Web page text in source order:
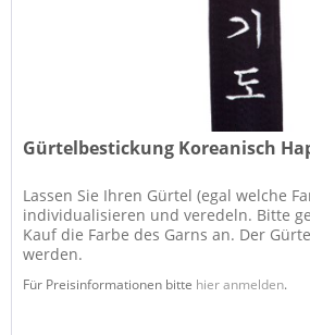
Gürtelbestickung Koreanisch
Lassen Sie Ihren Gürtel (egal welche
individualisieren und veredeln. Bitte
Kauf die Farbe des Garns an. Der
werden.
Für Preisinformationen bitte hier anmelden.